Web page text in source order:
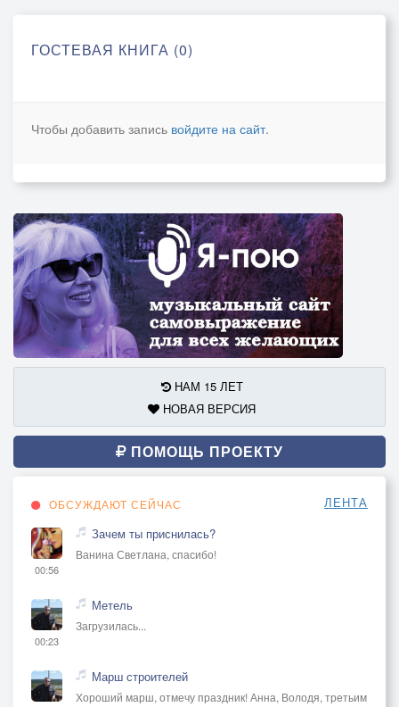
ГОСТЕВАЯ КНИГА (0)
Чтобы добавить запись войдите на сайт.
НАМ 15 ЛЕТ
НОВАЯ ВЕРСИЯ
ПОМОЩЬ ПРОЕКТУ
ОБСУЖДАЮТ СЕЙЧАС ЛЕНТА
00:56
Зачем ты приснилась?
Ванина Светлана, спасибо!
00:23
Метель
Загрузилась...
Марш строителей
Хороший марш, отмечу праздник! Анна, Володя, третьим